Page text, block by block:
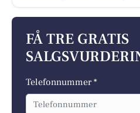
FÅ TRE GRATIS
Telefonnummer *